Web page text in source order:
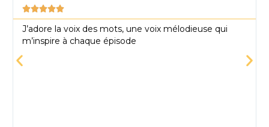

J’adore la voix des mots, une voix mélodieuse qui
m’inspire à chaque épisode